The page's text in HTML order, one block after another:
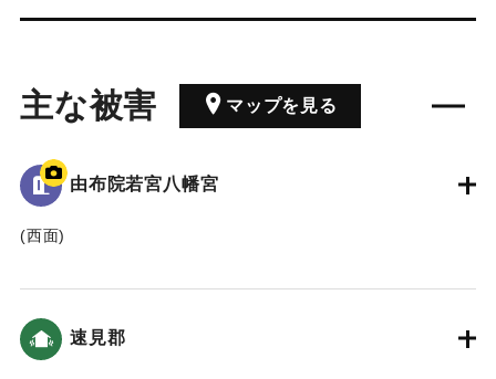
主な被害 マップを見る
由布院若宮八幡宮
(西面)
四月耵奉鎮**豊前國宇佐八幡宮之御分霊也 例祭年年八月十五
日
以幸奈良田之離宮為恆例 慶長元丙申年七月一日 以往地大
速見郡